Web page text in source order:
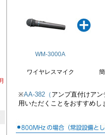
WM-3000A
ワイヤレスマイク
※AA-382（ アンプ直付けア
用いただくことをおすすめし